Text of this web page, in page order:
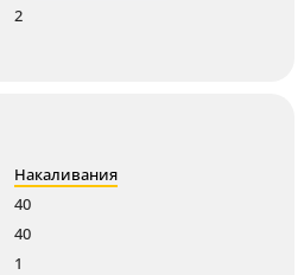
2
Накаливания
40
40
1